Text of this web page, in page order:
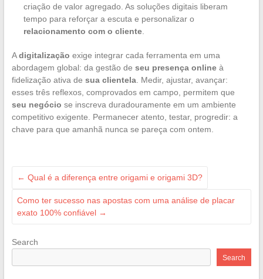
criação de valor agregado. As soluções digitais liberam
tempo para reforçar a escuta e personalizar o
relacionamento com o cliente.
Adigitalização exige integrar cada ferramenta em uma
abordagem global: da gestão de seu presença onlineà
fidelização ativa de sua clientela. Medir, ajustar, avançar:
esses três reflexos, comprovados em campo, permitem que
seu negócio se inscreva duradouramente em um ambiente
competitivo exigente. Permanecer atento, testar, progredir: a
chave para que amanhã nunca se pareça com ontem.
← Qual é a diferença entre origami e origami 3D?
Como ter sucesso nas apostas com uma análise de placar
exato 100% confiável →
Search
Search